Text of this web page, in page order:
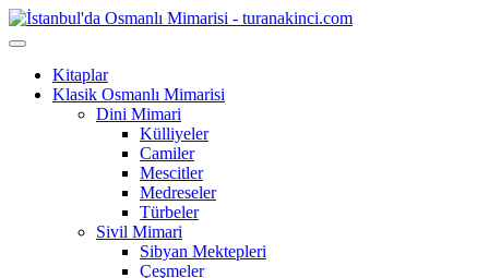
Kitaplar
Klasik Osmanlı Mimarisi
Dini Mimari
Külliyeler
Camiler
Mescitler
Medreseler
Türbeler
Sivil Mimari
Sibyan Mektepleri
Çeşmeler